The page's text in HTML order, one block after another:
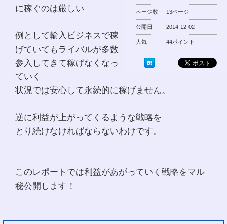
ページ数 13ページ
公開日 2014-12-02
人気 44ポイント
に稼ぐのは厳しい
例として輸入ビジネスで稼
げていてもライバルが多数
参入してきて稼げなくなっ
ていく
状況では安心して永続的に稼げません。
逆に利益が上がってくるような戦略を
とり続けなければならないわけです。
このレポートでは利益があがっていく戦略をマル
秘公開します！